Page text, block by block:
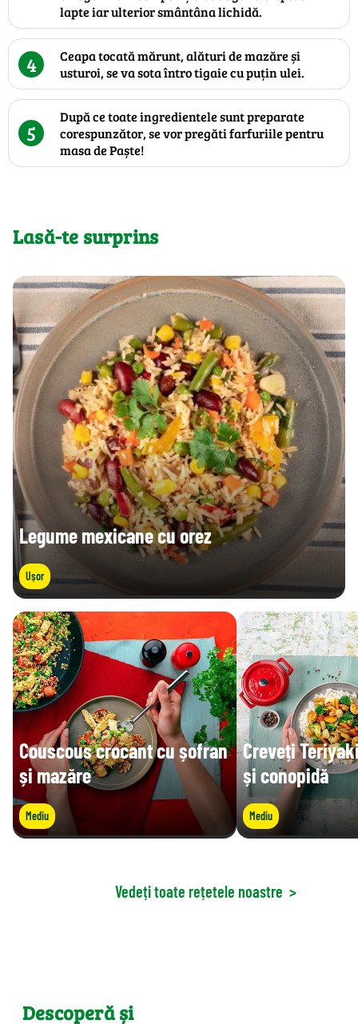
lapte iar ulterior smântâna lichidă.
4
Ceapa tocată mărunt, alături de mazăre și
usturoi, se va sota întro tigaie cu puțin ulei.
5
După ce toate ingredientele sunt preparate
corespunzător, se vor pregăti farfuriile pentru
masa de Paște!
Lasă-te surprins
Legume mexicane cu orez
Ușor
Couscous crocant cu șofran
și mazăre
Mediu
Creveți
și conopidă
Mediu
Vedeți toate rețetele noastre >
Descoperă și